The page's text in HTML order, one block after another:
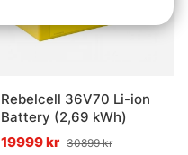
Rebelcell 36V70 Li-ion
Battery (2,69 kWh)
19999 kr 30899 kr